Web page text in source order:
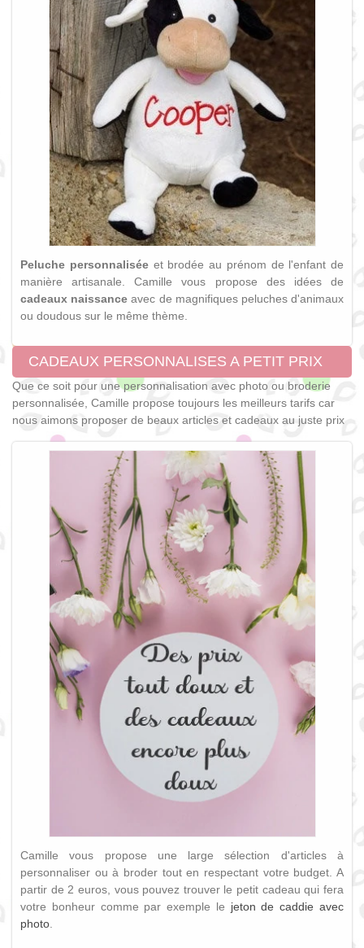
Peluche personnaliséeet brodée au prénom de l'enfant de
manière artisanale. Camille vous propose des idées de
cadeaux naissance avec de magnifiques peluches d'animaux
ou doudous sur le même thème.
CADEAUX PERSONNALISES A PETIT PRIX
Que ce soit pour une personnalisation avec photo ou broderie
personnalisée, Camille propose toujours les meilleurs tarifs car
nous aimons proposer de beaux articles et cadeaux au juste prix
Camille vous propose une large sélection d'articles à
personnaliser ou à broder tout en respectant votre budget. A
partir de 2 euros, vous pouvez trouver le petit cadeau qui fera
votre bonheur comme par exemple le jeton de caddie avec
photo.